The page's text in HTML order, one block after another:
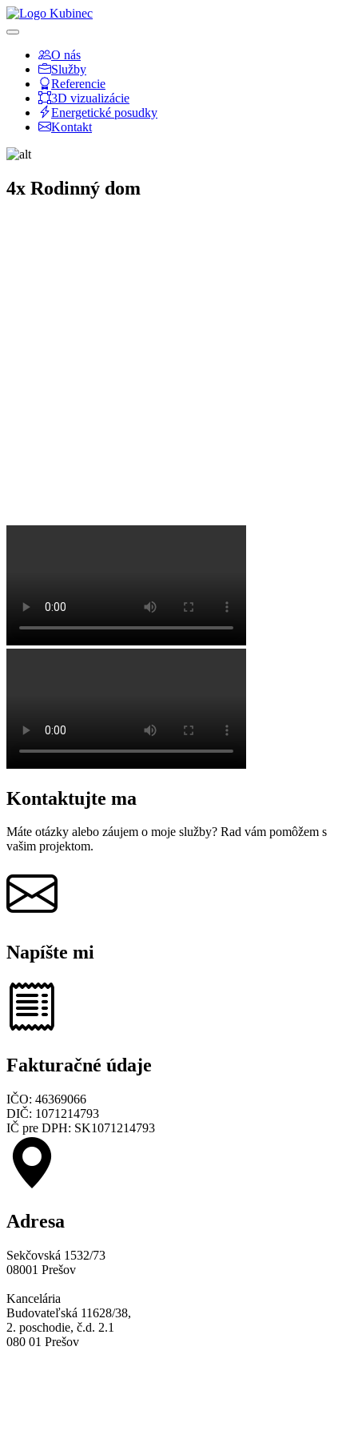
O nás
Služby
Referencie
3D vizualizácie
Energetické posudky
Kontakt
4x Rodinný dom
Kontaktujte ma
Máte otázky alebo záujem o moje služby? Rad vám pomôžem s
vašim projektom.
Napíšte mi
Fakturačné údaje
IČO: 46369066
DIČ: 1071214793
IČ pre DPH: SK1071214793
Adresa
Sekčovská 1532/73
08001 Prešov
Kancelária
Budovateľská 11628/38,
2. poschodie, č.d. 2.1
080 01 Prešov